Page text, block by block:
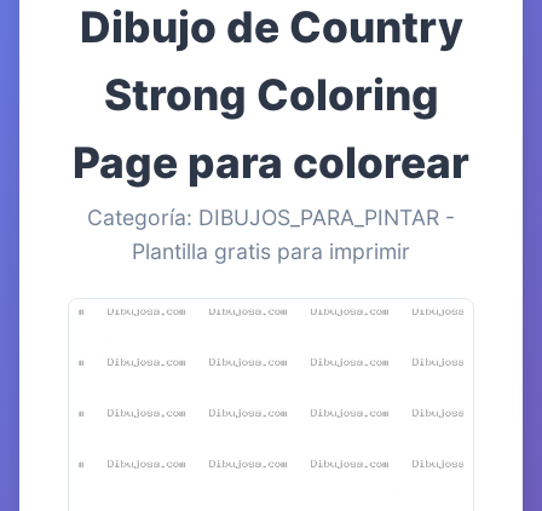
Dibujo de Country
Strong Coloring
Page para colorear
Categoría: DIBUJOS_PARA_PINTAR -
Plantilla gratis para imprimir